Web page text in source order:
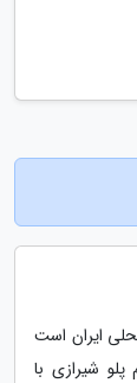
ایران است
شیرازی با